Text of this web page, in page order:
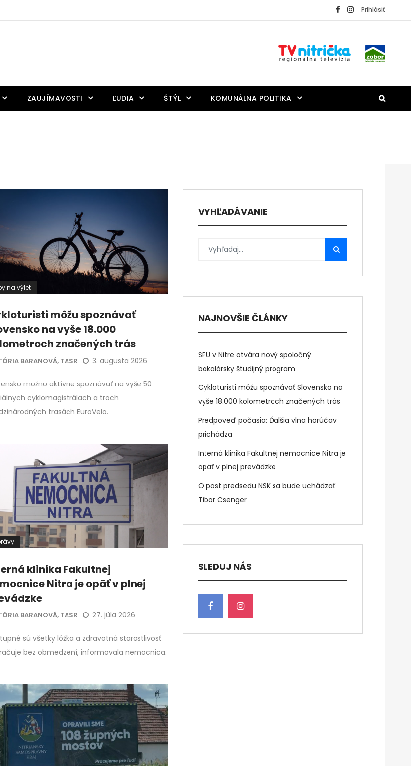
Prihlásiť
ZAUJÍMAVOSTI ĽUDIA ŠTÝL KOMUNÁLNA POLITIKA
na výlet
môžu spoznávať
na vyše 18.000
značených trás
BARANOVÁ, TASR 3. augusta 2026
možno aktívne spoznávať na vyše 50
cyklomagistrálach a troch
trasách EuroVelo.
klinika Fakultnej
Nitra je opäť v plnej
BARANOVÁ, TASR 27. júla 2026
sú všetky lôžka a zdravotná starostlivosť
bez obmedzení, informovala nemocnica.
VYHĽADÁVANIE
NAJNOVŠIE ČLÁNKY
SPU v Nitre otvára nový spoločný
bakalársky študijný program
Cykloturisti môžu spoznávať Slovensko na
vyše 18.000 kolometroch značených trás
Predpoveď počasia: Ďalšia vlna horúčav
prichádza
Interná klinika Fakultnej nemocnice Nitra je
opäť v plnej prevádzke
O post predsedu NSK sa bude uchádzať
Tibor Csenger
SLEDUJ NÁS